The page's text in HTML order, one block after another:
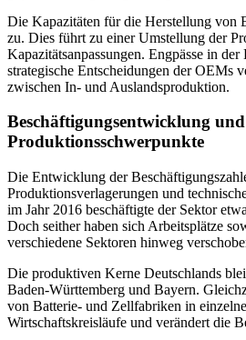
Die Kapazitäten für die Herstellung von
zu. Dies führt zu einer Umstellung der
Kapazitätsanpassungen. Engpässe in
strategische Entscheidungen der OEMs
zwischen In- und Auslandsproduktion.
Beschäftigungsentwicklung
Produktionsschwerpunkte
Die Entwicklung der
Produktionsverlagerungen und
im Jahr 2016 beschäftigte der Sektor
Doch seither haben sich Arbeitsplätze
verschiedene Sektoren hinweg
Die produktiven Kerne Deutschlands
Baden-Württemberg und Bayern.
von Batterie- und Zellfabriken in
Wirtschaftskreisläufe und verändert die